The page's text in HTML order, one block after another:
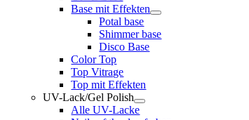
Base mit Effekten
Potal base
Shimmer base
Disco Base
Color Top
Top Vitrage
Top mit Effekten
UV-Lack/Gel Polish
Alle UV-Lacke